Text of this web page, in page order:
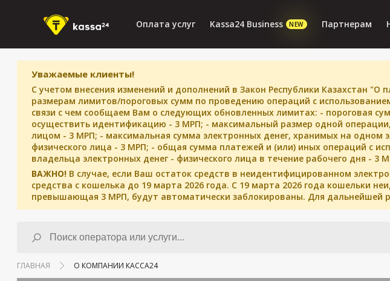
Оплата услуг Kassa24 Business NEW Партнерам
Уважаемые клиенты!
С учетом внесения изменений и дополнений в Закон Республики Казахстан
размерам лимитов/пороговых сумм по проведению операций с
связи с чем сообщаем Вам о следующих обновленных лимитах: - пороговая
осуществить идентификацию - 3 МРП; - максимальный размер одной
лицом - 3 МРП; - максимальная сумма электронных денег, хранимых на одном
физического лица - 3 МРП; - общая сумма платежей и (или) иных операций с
владельца электронных денег - физического лица в течение рабочего дня - 3
ВАЖНО! В случае, если Ваш остаток средств в неидентифицированном
средства с кошелька до 19 марта 2026 года. С 19 марта 2026 года кошельки
превышающая 3 МРП, будут автоматически заблокированы. Для дальнейшей
ГЛАВНАЯ О КОМПАНИИ КАССА24